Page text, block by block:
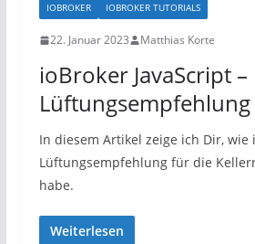
IOBROKER IOBROKER TUTORIALS
22. Januar 2023 Matthias Korte
ioBroker JavaScript –
Lüftungsempfehlung
In diesem Artikel zeige ich Dir, wie
Lüftungsempfehlung für die
habe.
Weiterlesen